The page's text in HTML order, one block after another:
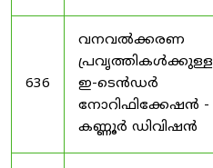
636
വനവൽക്കരണ
പ്രവൃത്തികൾക്കുള്ള
ഇ-ടെൻഡർ
നോറിഫിക്കേഷൻ -
കണ്ണൂർ ഡിവിഷൻ